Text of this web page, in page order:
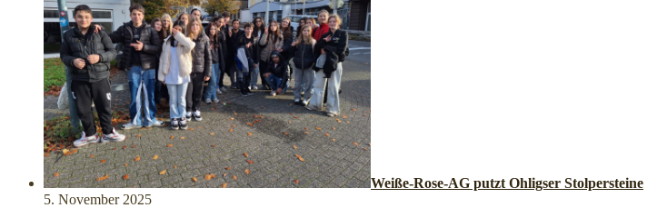
Weiße-Rose-AG putzt Ohligser Stolpersteine
5. November 2025